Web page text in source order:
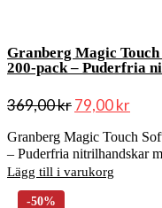
Granberg Magic
200-pack – Puderfria
369,00kr79,00kr
Granberg Magic Touch
– Puderfria nitrilhandskar
Lägg till i varukorg